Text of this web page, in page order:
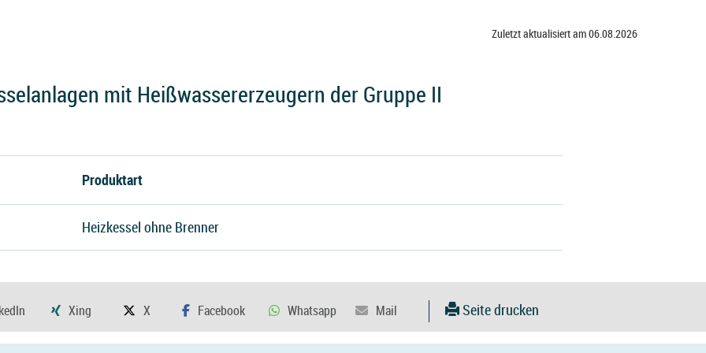
Zuletzt aktualisiert am 06.08.2026
mit Heißwassererzeugern der Gruppe II
Produktart
Heizkessel ohne Brenner
Seite drucken